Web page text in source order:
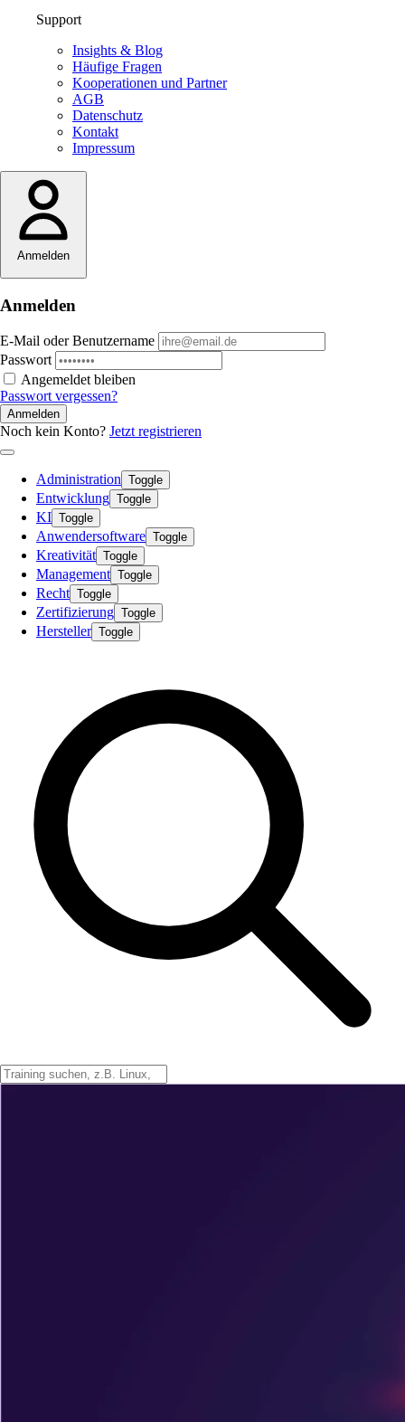
Support
Insights & Blog
Häufige Fragen
Kooperationen und Partner
AGB
Datenschutz
Kontakt
Impressum
Anmelden
Anmelden
E-Mail oder Benutzername
Passwort
Angemeldet bleiben
Passwort vergessen?
Anmelden
Noch kein Konto? Jetzt registrieren
Administration Toggle
Entwicklung Toggle
KI Toggle
Anwendersoftware Toggle
Kreativität Toggle
Management Toggle
Recht Toggle
Zertifizierung Toggle
Hersteller Toggle